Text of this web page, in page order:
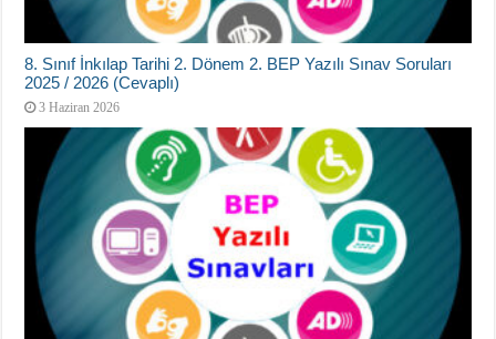
8. Sınıf İnkılap Tarihi 2. Dönem 2. BEP Yazılı Sınav Soruları
2025 / 2026 (Cevaplı)
3 Haziran 2026